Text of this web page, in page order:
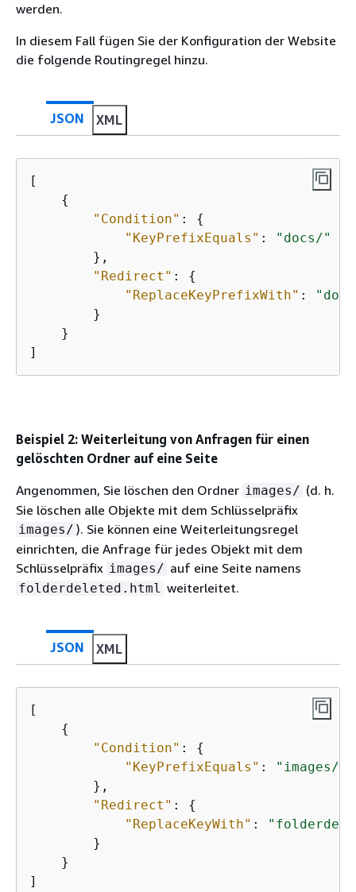
werden.
In diesem Fall fügen Sie der Konfiguration der Website
die folgende Routingregel hinzu.
JSON XML
[
{
"Condition" : {
"KeyPrefixEquals" :
"docs/"
        },
"Redirect" : {
"ReplaceKeyPrefixWith" :
        }
    }
Beispiel 2: Weiterleitung von Anfragen für einen
gelöschten Ordner auf eine Seite
Angenommen, Sie löschen den Ordner images/ (d. h.
Sie löschen alle Objekte mit dem Schlüsselpräfix
images/ ). Sie können eine Weiterleitungsregel
einrichten, die Anfrage für jedes Objekt mit dem
Schlüsselpräfix images/ auf eine Seite namens
folderdeleted.html weiterleitet.
JSON XML
[
{
"Condition" : {
"KeyPrefixEquals" :
"images/"
        },
"Redirect" : {
"ReplaceKeyWith" :
        }
    }